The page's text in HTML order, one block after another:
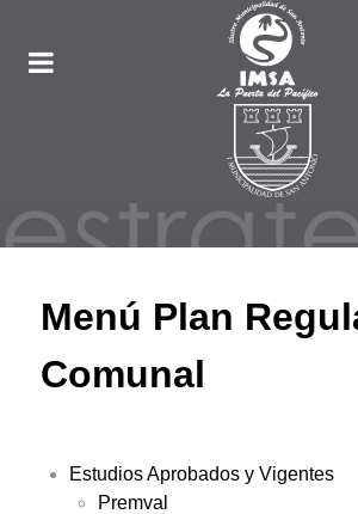
Menú Plan
Comunal
Estudios Aprobados y Vigentes
Premval